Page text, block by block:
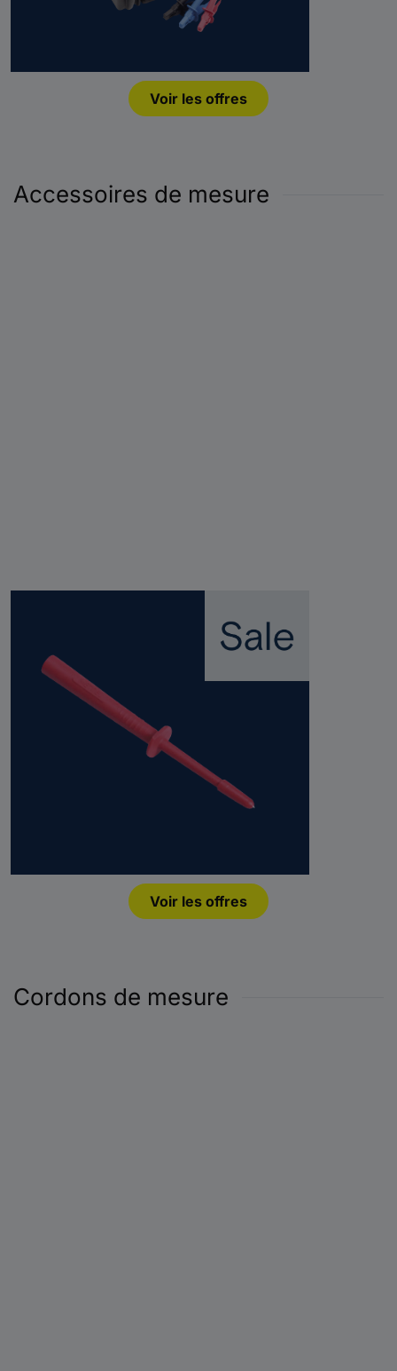
Voir les offres
Accessoires de mesure
Voir les offres
Cordons de mesure